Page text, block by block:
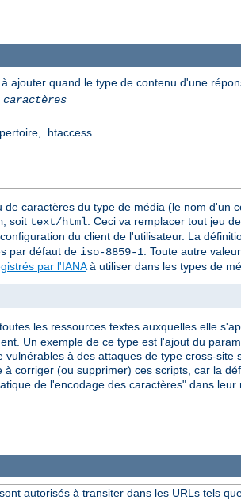
ajouter quand le type de contenu d'une
.htaccess
caractères du type de média (le nom d'un
, soit text/html. Ceci va remplacer tout jeu
du client de l'utilisateur. La
par défaut de iso-8859-1. Toute autre
par l'IANAà utiliser dans les types de
les ressources textes auxquelles elle
Un exemple de ce type est l'ajout du
à des attaques de type cross-
corriger (ou supprimer) ces scripts, car la
de l'encodage des caractères" dans leur
autorisés à transiter dans les URLs tels